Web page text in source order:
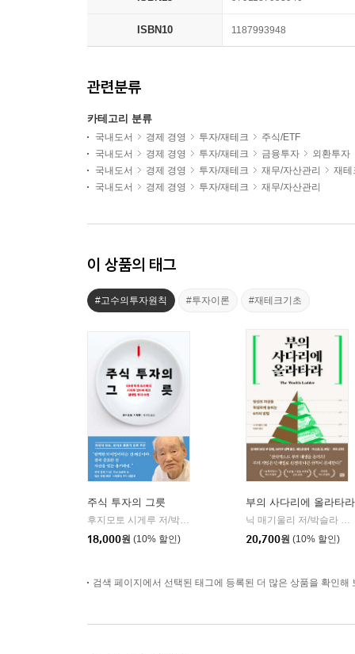
ISBN10 1187993948
관련분류
카테고리 분류
국내도서 경제 경영 투자/재테크
주식/ETF
국내도서
경제 경영 투자/재테크 금융투자
외환투자
국내도서
경제 경영 투자/재테크 재무/자산관리
재테
국내도서
경제 경영 투자/재테크 재무/자산관리
이 상품의 태그
#고수의투자원칙 #투자이론 #재테크기초
주식 투자의 그릇
후지모토 시게루 저/박선영 역
다산북스
18,000원 (10% 할인)
부의 사다리에 올라타라
닉 매기울리 저/박슬라 역
20,700원 (10% 할인)
검색 페이지에서 선택된 태그에 등록된 더 많은 상품을 확인해